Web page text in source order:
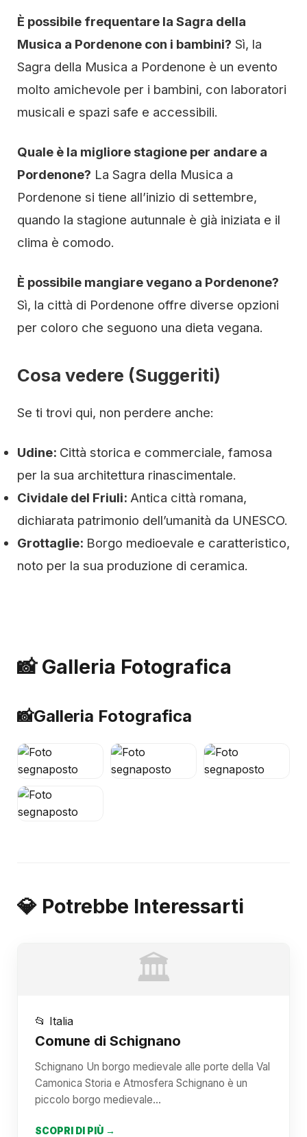
È possibile frequentare la Sagra della
Musica a Pordenone con i bambini? Sì, la
Sagra della Musica a Pordenone è un evento
molto amichevole per i bambini, con laboratori
musicali e spazi safe e accessibili.
Quale è la migliore stagione per andare a
Pordenone? La Sagra della Musica a
Pordenone si tiene all’inizio di settembre,
quando la stagione autunnale è già iniziata e il
clima è comodo.
È possibile mangiare vegano a Pordenone?
Sì, la città di Pordenone offre diverse opzioni
per coloro che seguono una dieta vegana.
Cosa vedere (Suggeriti)
Se ti trovi qui, non perdere anche:
Udine: Città storica e commerciale, famosa
per la sua architettura rinascimentale.
Cividale del Friuli: Antica città romana,
dichiarata patrimonio dell’umanità da UNESCO.
Grottaglie: Borgo medioevale e caratteristico,
noto per la sua produzione di ceramica.
📸 Galleria Fotografica
📸Galleria Fotografica
💎 Potrebbe Interessarti
🏛️
📂 Italia
Comune di Schignano
Schignano Un borgo medievale alle porte della Val
Camonica Storia e Atmosfera Schignano è un
piccolo borgo medievale…
SCOPRI DI PIÙ →